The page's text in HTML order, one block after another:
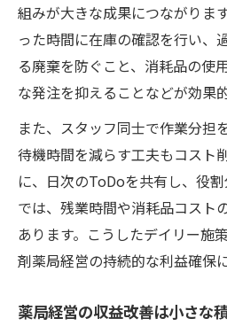
組みが大きな成果につながりま
った時間に在庫の確認を行い、
る廃棄を防ぐこと、消耗品の使
な発注を抑えることなどが効果的
また、スタッフ同士で作業分担
待機時間を減らす工夫もコスト
に、日次のToDoを共有し、役
では、残業時間や消耗品コスト
あります。こうしたデイリー施
剤薬局経営の持続的な利益確保
薬局経営の収益改善は小さな